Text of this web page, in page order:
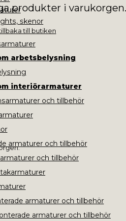
produkter i varukorgen.
till butiken
skenor
arbetsbelysning
interiörarmaturer
och tillbehör
armaturer och tillbehör
och tillbehör
armaturer och tillbehör
armaturer och tillbehör